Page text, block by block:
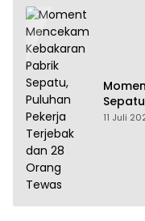
28
11 Juli